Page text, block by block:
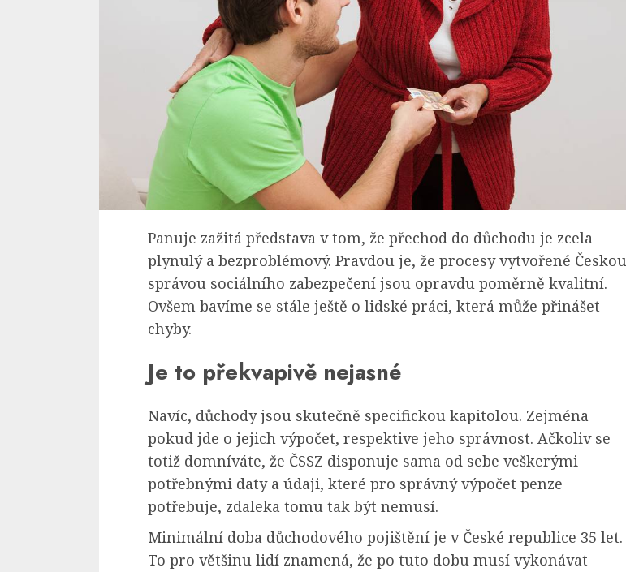
Panuje zažitá představa v tom, že přechod do důchodu je zcela
plynulý a bezproblémový. Pravdou je, že procesy vytvořené Českou
správou sociálního zabezpečení jsou opravdu poměrně kvalitní.
Ovšem bavíme se stále ještě o lidské práci, která může přinášet
chyby.
Je to překvapivě nejasné
Navíc, důchody jsou skutečně specifickou kapitolou. Zejména
pokud jde o jejich výpočet, respektive jeho správnost. Ačkoliv se
totiž domníváte, že ČSSZ disponuje sama od sebe veškerými
potřebnými daty a údaji, které pro správný výpočet penze
potřebuje, zdaleka tomu tak být nemusí.
Minimální doba důchodového pojištění je v České republice 35 let.
To pro většinu lidí znamená, že po tuto dobu musí vykonávat